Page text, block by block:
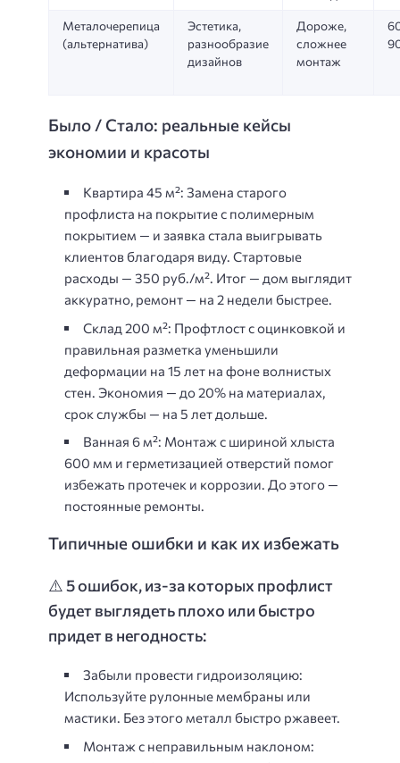
Металочерепица
(альтернатива)
Эстетика,
разнообразие
дизайнов
Дороже,
сложнее
монтаж
Было / Стало: реальные кейсы
экономии и красоты
Квартира 45 м²: Замена старого
профлиста на покрытие с полимерным
покрытием — и заявка стала выигрывать
клиентов благодаря виду. Стартовые
расходы — 350 руб./м². Итог — дом выглядит
аккуратно, ремонт — на 2 недели быстрее.
Склад 200 м²: Профтлост с оцинковкой и
правильная разметка уменьшили
деформации на 15 лет на фоне волнистых
стен. Экономия — до 20% на материалах,
срок службы — на 5 лет дольше.
Ванная 6 м²: Монтаж с шириной хлыста
600 мм и герметизацией отверстий помог
избежать протечек и коррозии. До этого —
постоянные ремонты.
Типичные ошибки и как их избежать
⚠️ 5 ошибок, из-за которых профлист
будет выглядеть плохо или быстро
придет в негодность:
Забыли провести гидроизоляцию:
Используйте рулонные мембраны или
мастики. Без этого металл быстро ржавеет.
Монтаж с неправильным наклоном: